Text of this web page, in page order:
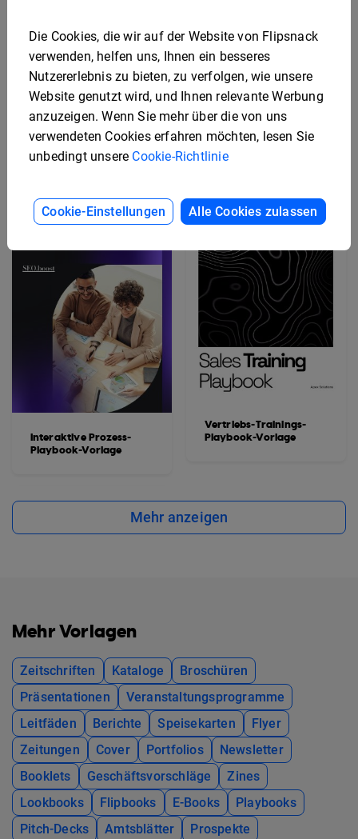
Professionelle
Mitarbeiterbindungs-
Playbook-Vorlage
Interaktive Prozess-
Playbook-Vorlage
Onboarding-
Framework-Playbook-
Vorlage
Vertriebs-Trainings-
Playbook-Vorlage
Mehr anzeigen
Mehr Vorlagen
Zeitschriften Kataloge
Broschüren
Präsentationen
Veranstaltungsprogramme
Leitfäden
Berichte Speisekarten
Flyer
Zeitungen
Cover Portfolios
Newsletter
Booklets
Geschäftsvorschläge
Zines
Lookbooks
Flipbooks E-Books
Playbooks
Pitch-Decks
Amtsblätter Prospekte
Die Cookies, die wir auf der Website von Flipsnack
verwenden, helfen uns, Ihnen ein besseres
Nutzererlebnis zu bieten, zu verfolgen, wie unsere
Website genutzt wird, und Ihnen relevante Werbung
anzuzeigen. Wenn Sie mehr über die von uns
verwendeten Cookies erfahren möchten, lesen Sie
unbedingt unsere Cookie-Richtlinie
Cookie-Einstellungen Alle Cookies zulassen